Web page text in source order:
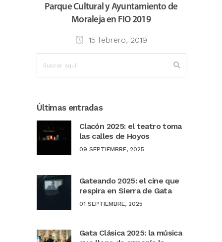
Parque Cultural y Ayuntamiento de
Moraleja en FIO 2019
15 febrero, 2019
Últimas entradas
Clacón 2025: el teatro toma
las calles de Hoyos
09 SEPTIEMBRE, 2025
Gateando 2025: el cine que
respira en Sierra de Gata
01 SEPTIEMBRE, 2025
Gata Clásica 2025: la música